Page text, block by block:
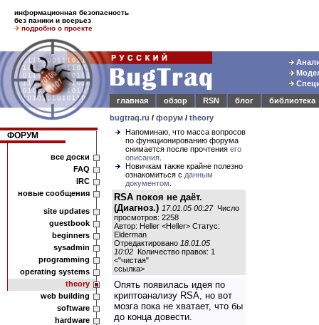
информационная безопасность
без паники и всерьез
подробно о проекте
главная
обзор RSN блог
библиотека
bugtraq.ru / форум / theory
ФОРУМ
все доски
FAQ
IRC
новые сообщения
site updates
guestbook
beginners
sysadmin
programming
operating systems
theory
web building
software
hardware
Напоминаю, что масса вопросов
по функционированию форума
снимается после прочтения его
описания
Новичкам также крайне полезно
ознакомиться с данным
документом
RSA покоя не даёт.
(Диагноз.) 17.01.05 00:27Число
просмотров: 2258
Автор: Heller <Heller> Статус:
Elderman
Отредактировано 18.01.05
10:02 Количество правок: 1
<"чистая"
ссылка>
Опять появилась идея по
криптоанализу RSA, но вот
мозга пока не хватает, что бы
до конца довести.